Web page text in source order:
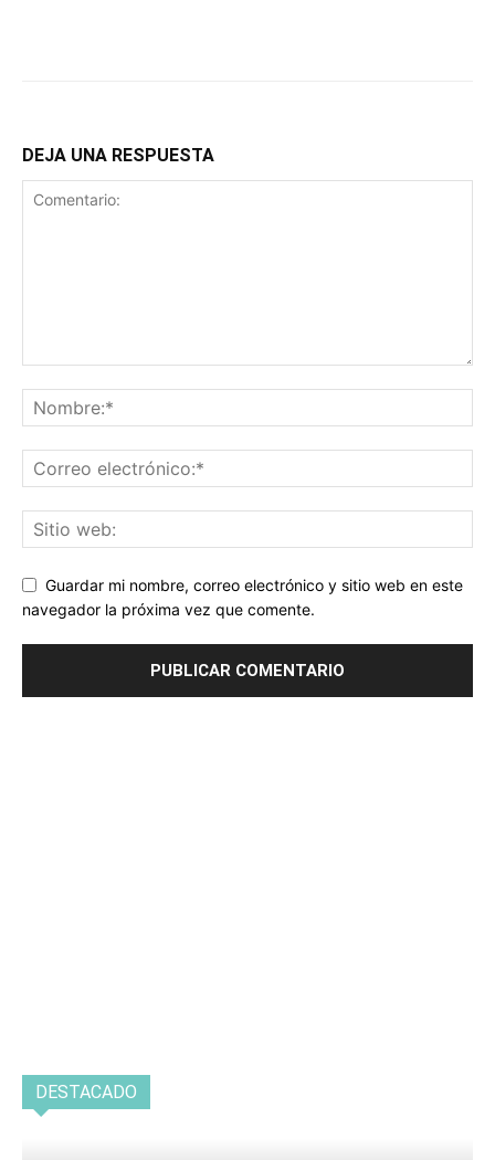
DEJA UNA RESPUESTA
Guardar mi nombre, correo electrónico y sitio web en este
navegador la próxima vez que comente.
DESTACADO